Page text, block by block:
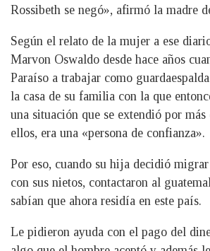
Rossibeth se negó», afirmó la madre
Según el relato de la mujer a ese
Marvon Oswaldo desde hace años
Paraíso a trabajar como
la casa de su familia con la que
una situación que se extendió por más
ellos, era una «persona de confianza».
Por eso, cuando su hija decidió
con sus nietos, contactaron al
sabían que ahora residía en este país.
Le pidieron ayuda con el pago del